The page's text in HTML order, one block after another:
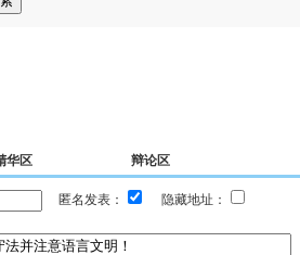
华区 辩论区
匿名发表：
隐藏地址：